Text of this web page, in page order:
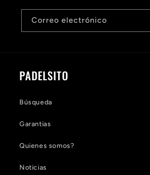
Correo electrónico
PADELSITO
Búsqueda
Garantias
Quienes somos?
Noticias